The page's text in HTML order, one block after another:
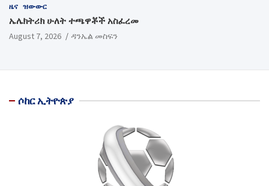
ዜና ዝውውር
ኤሌክትሪክ ሁለት ተጫዋቾች አስፈረመ
August 7, 2026 ዳንኤል መስፍን
ሶከር ኢትዮጵያ